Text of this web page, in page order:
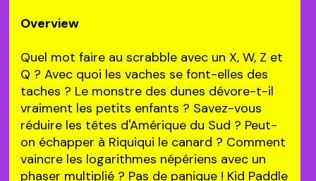
Overview
Quel mot faire au scrabble avec un X, W, Z et
Q ? Avec quoi les vaches se font-elles des
taches ? Le monstre des dunes dévore-t-il
vraiment les petits enfants ? Savez-vous
réduire les têtes d'Amérique du Sud ? Peut-
on échapper à Riquiqui le canard ? Comment
vaincre les logarithmes népériens avec un
phaser multiplié ? Pas de panique ! Kid Paddle